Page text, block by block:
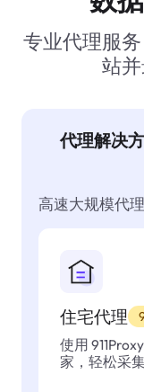
专业代理服
站并
代理解决
高速大规模代
住宅代理
使用
家，轻松采